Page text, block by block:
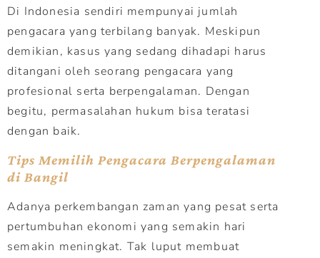
Di Indonesia sendiri mempunyai jumlah
pengacara yang terbilang banyak. Meskipun
demikian, kasus yang sedang dihadapi harus
ditangani oleh seorang pengacara yang
profesional serta berpengalaman. Dengan
begitu, permasalahan hukum bisa teratasi
dengan baik.
Tips Memilih Pengacara Berpengalaman
di Bangil
Adanya perkembangan zaman yang pesat serta
pertumbuhan ekonomi yang semakin hari
semakin meningkat. Tak luput membuat